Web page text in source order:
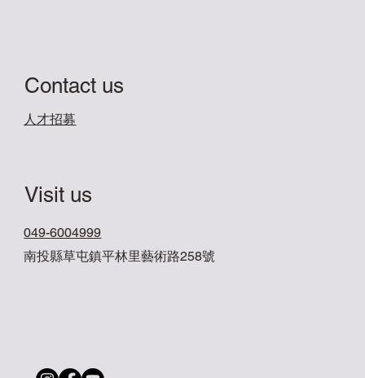
Contact us
​人才招募
049-6004999
南投縣草屯鎮平林里藝術路258號
Visit us